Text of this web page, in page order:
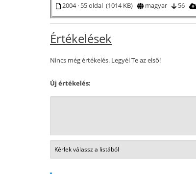
2004 · 55 oldal (1014 KB) magyar 56
Értékelések
Nincs még értékelés. Legyél Te az első!
Új értékelés: